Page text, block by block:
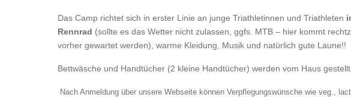
Das Camp richtet sich in erster Linie an junge Triathletinnen und Triathleten
Rennrad (sollte es das Wetter nicht zulassen, ggfs. MTB – hier kommt
vorher gewartet werden), warme Kleidung, Musik und natürlich gute Laune!!
Bettwäsche und Handtücher (2 kleine Handtücher) werden vom Haus gestellt.
Nach Anmeldung über unsere Webseite können Verpflegungswünsche wie veg.,